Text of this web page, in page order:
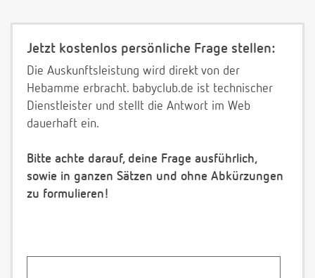
Jetzt kostenlos persönliche Frage stellen:
Die Auskunftsleistung wird direkt von der
Hebamme erbracht. babyclub.de ist technischer
Dienstleister und stellt die Antwort im Web
dauerhaft ein.
Bitte achte darauf, deine Frage ausführlich,
sowie in ganzen Sätzen und ohne Abkürzungen
zu formulieren!